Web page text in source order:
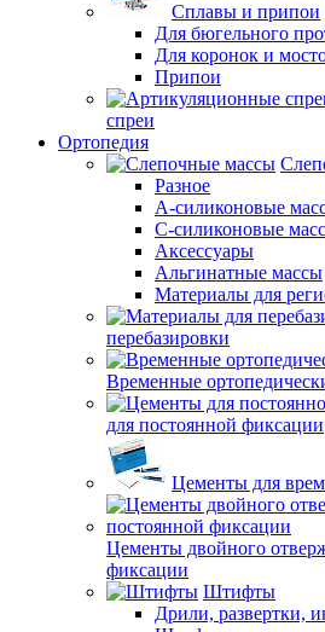
Сплавы и припои
Для бюгельного
Для коронок и
Припои
спреи
Ортопедия
Разное
А-силиконовые
С-силиконовые
Аксессуары
Альгинатные массы
Материалы для
перебазировки
Временные
для постоянной фиксации
Цементы для
Цементы двойного
фиксации
Штифты
Дрили, развертки,